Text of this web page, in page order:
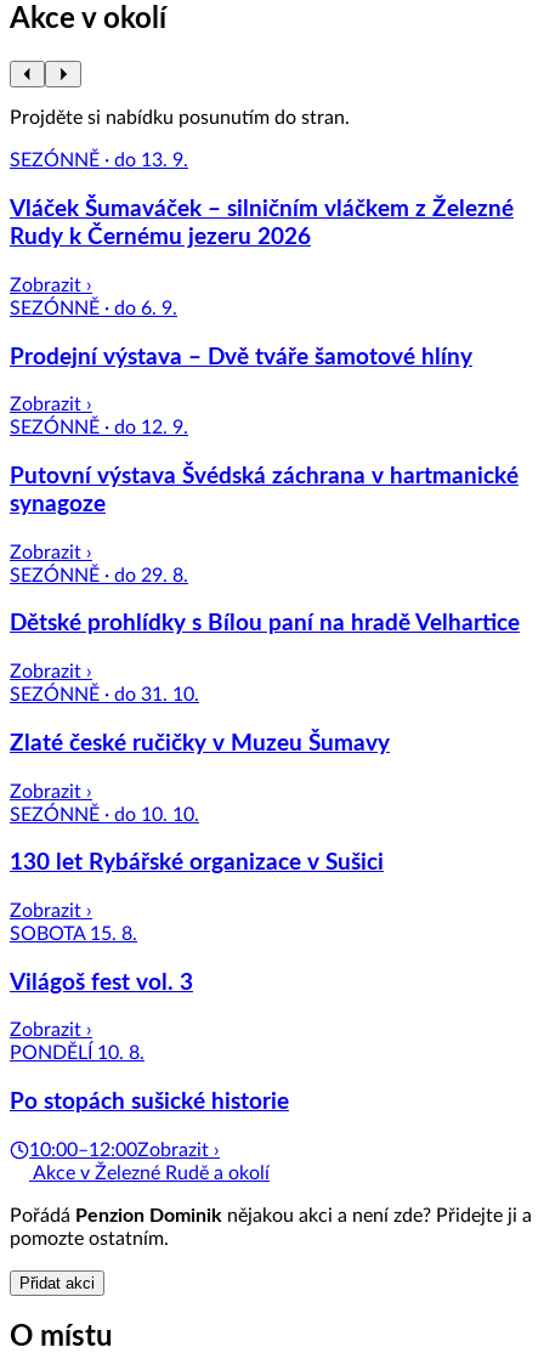
Akce v okolí
Projděte si nabídku posunutím do stran.
SEZÓNNĚ · do 13. 9.
Vláček Šumaváček – silničním vláčkem z Železné
Rudy k Černému jezeru 2026
Zobrazit ›
SEZÓNNĚ · do 6. 9.
Prodejní výstava – Dvě tváře šamotové hlíny
Zobrazit ›
SEZÓNNĚ · do 12. 9.
Putovní výstava Švédská záchrana v hartmanické
synagoze
Zobrazit ›
SEZÓNNĚ · do 29. 8.
Dětské prohlídky s Bílou paní na hradě Velhartice
Zobrazit ›
SEZÓNNĚ · do 31. 10.
Zlaté české ručičky v Muzeu Šumavy
Zobrazit ›
SEZÓNNĚ · do 10. 10.
130 let Rybářské organizace v Sušici
Zobrazit ›
SOBOTA 15. 8.
Világoš fest vol. 3
Zobrazit ›
PONDĚLÍ 10. 8.
Po stopách sušické historie
10:00–12:00Zobrazit ›
Akce v Železné Rudě a okolí
Pořádá Penzion Dominik nějakou akci a není zde? Přidejte ji a
pomozte ostatním.
Přidat akci
O místu